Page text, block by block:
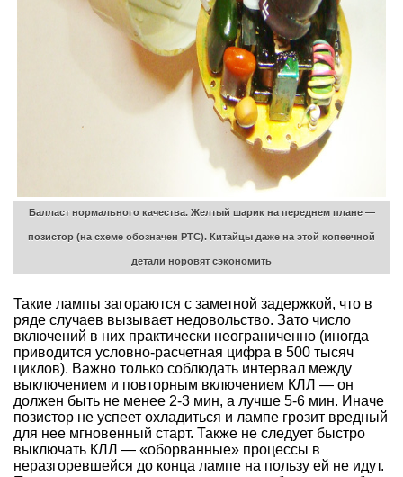
Балласт нормального качества. Желтый шарик на переднем плане —
позистор (на схеме обозначен PTC). Китайцы даже на этой копеечной
детали норовят сэкономить
Такие лампы загораются с заметной задержкой, что в
ряде случаев вызывает недовольство. Зато число
включений в них практически неограниченно (иногда
приводится условно-расчетная цифра в 500 тысяч
циклов). Важно только соблюдать интервал между
выключением и повторным включением КЛЛ — он
должен быть не менее 2-3 мин, а лучше 5-6 мин. Иначе
позистор не успеет охладиться и лампе грозит вредный
для нее мгновенный старт. Также не следует быстро
выключать КЛЛ — «оборванные» процессы в
неразгоревшейся до конца лампе на пользу ей не идут.